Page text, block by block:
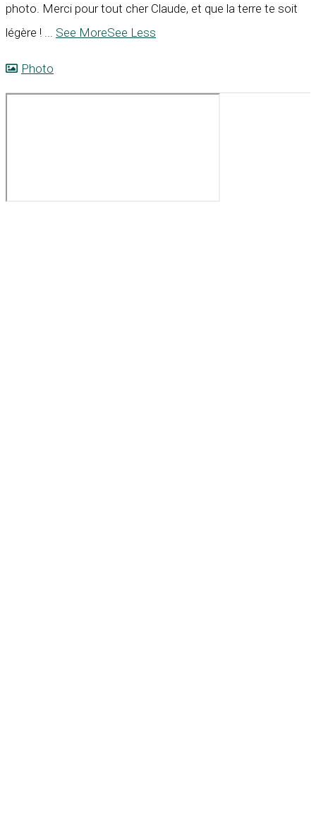
photo. Merci pour tout cher Claude, et que la terre te soit
légère !
See MoreSee Less
Photo